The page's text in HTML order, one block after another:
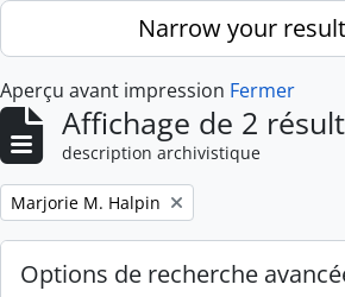
Skip to main contentNarrow your
Aperçu avant impression Fermer
Affichage de 2
description archivistique
Remove filter:
Marjorie M. Halpin
Options de recherche